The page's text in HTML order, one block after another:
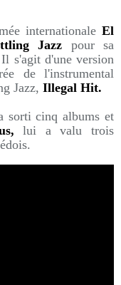
internationale El
Jazz pour sa
s'agit d'une version
de l'instrumental
Jazz, Illegal Hit.
sorti cinq albums et
lui a valu trois